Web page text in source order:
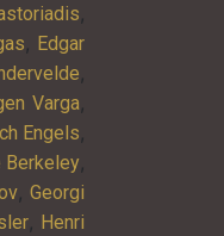
,
, Edgar
,
Varga,
Engels,
Berkeley,
,Georgi
, Henri